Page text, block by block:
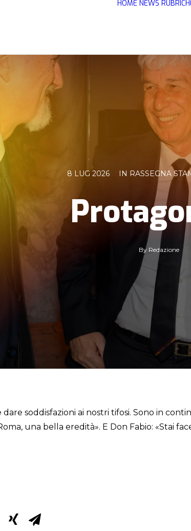
HOME NEWS
8 LUG 2026 IN RASSEGNA
By Redazione
soddisfazioni ai nostri tifosi. Sono in
una bella eredità». E Don Fabio: «Stai